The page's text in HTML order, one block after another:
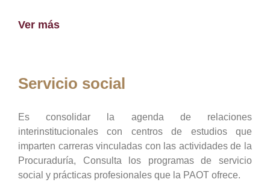
Ver más
Servicio social
Es consolidar la agenda de relaciones
interinstitucionales con centros de estudios que
imparten carreras vinculadas con las actividades de la
Procuraduría, Consulta los programas de servicio
social y prácticas profesionales que la PAOT ofrece.